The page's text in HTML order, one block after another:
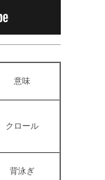
意味
クロール
背泳ぎ